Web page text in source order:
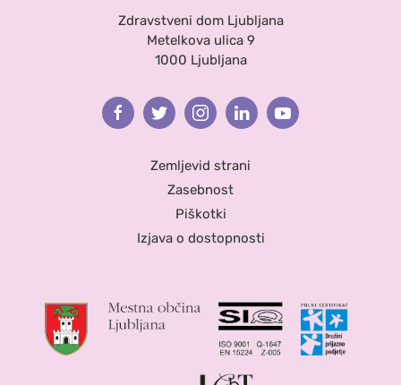
Zdravstveni dom Ljubljana
Metelkova ulica 9
1000 Ljubljana
FacebookTwitterInstagramLinkedinYoutube
Zemljevid strani
Zasebnost
Piškotki
Izjava o dostopnosti